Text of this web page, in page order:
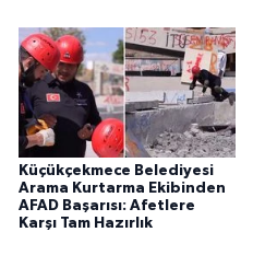
Küçükçekmece Belediyesi
Arama Kurtarma Ekibinden
AFAD Başarısı: Afetlere
Karşı Tam Hazırlık